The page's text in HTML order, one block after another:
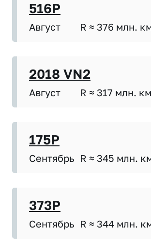
516P
Август R ≈ 376 млн.
2018 VN2
Август R ≈ 317 млн. км
175P
Сентябрь R ≈ 345 млн.
373P
Сентябрь R ≈ 344 млн.